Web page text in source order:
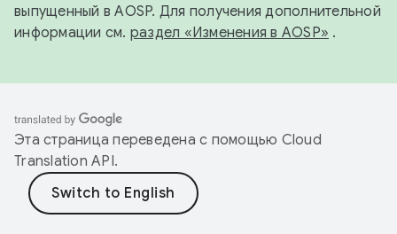
выпущенный в AOSP. Для получения дополнительной
информации см. раздел «Изменения в AOSP» .
Эта страница переведена с помощью Cloud
Translation API.